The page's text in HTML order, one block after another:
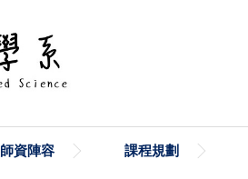
師資陣容 課程規劃